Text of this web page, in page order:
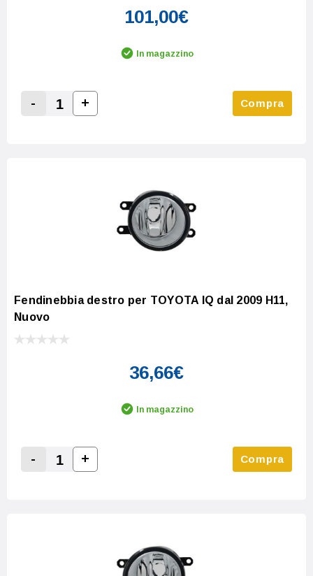
101,00€
In magazzino
Decrease Quantity:
-
Increase Quantity:
+ Compra
Fendinebbia destro per TOYOTA IQ dal 2009 H11,
Nuovo
36,66€
In magazzino
Decrease Quantity:
-
Increase Quantity:
+ Compra